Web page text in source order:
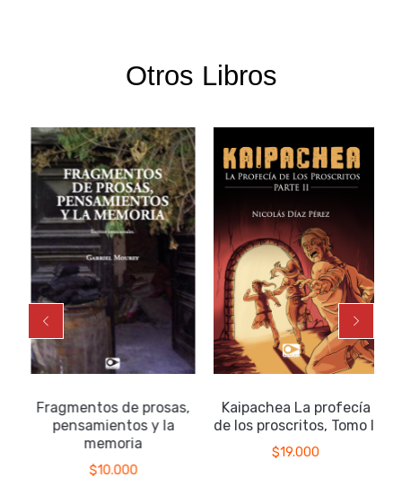
Otros Libros
Fragmentos de prosas,
pensamientos y la
memoria
$10.000
Kaipachea La profecía
de los proscritos, Tomo II
$19.000